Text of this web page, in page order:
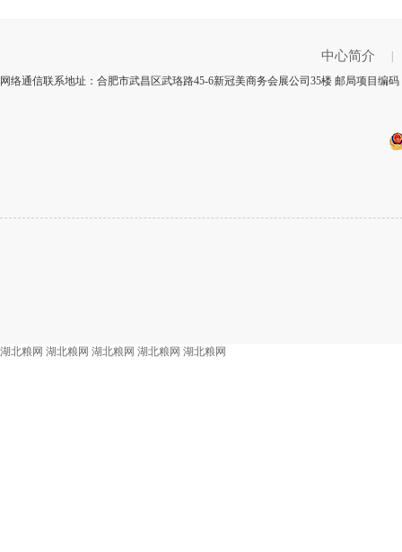
中心简介
网络通信联系地址：合肥市武昌区武珞路45-6新冠美商务会展公司35楼 邮局项目编
湖北粮网 湖北粮网 湖北粮网 湖北粮网 湖北粮网